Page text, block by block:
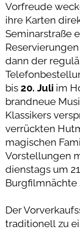
Vorfreude
ihre Karten
Seminarstraße
dann der
bis 20. Juliim
brandneue
Klassikers
verrückten
magischen
Vorstellungen
dienstags um
Burgfilmnächte
Der
traditionell zu